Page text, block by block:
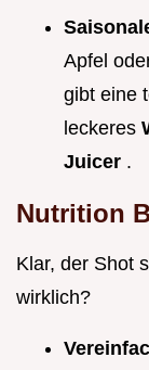
Apfel
gibt eine
leckeres
Juicer .
Nutrition
Klar, der Shot
wirklich?